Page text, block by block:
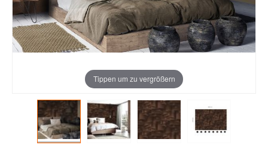
Tippen um zu vergrößern